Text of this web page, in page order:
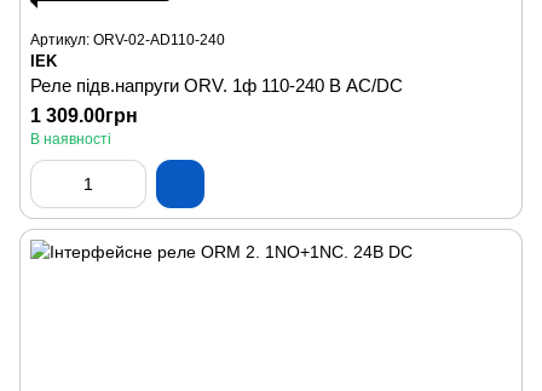
Артикул: ORV-02-AD110-240
IEK
Реле підв.напруги ORV. 1ф 110-240 В AC/DC
1 309.00грн
В наявності